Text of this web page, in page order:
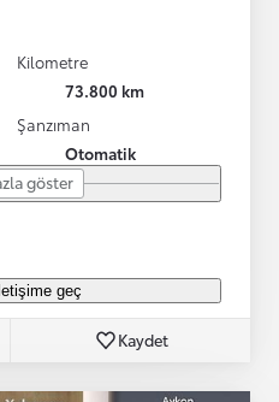
Kilometre
73.800 km
Şanzıman
Otomatik
göster
geç
Kaydet